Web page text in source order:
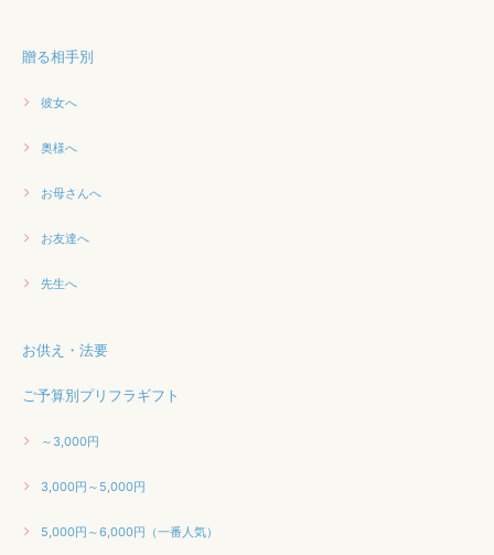
贈る相手別
彼女へ
奥様へ
お母さんへ
お友達へ
先生へ
お供え・法要
ご予算別プリフラギフト
～3,000円
3,000円～5,000円
5,000円～6,000円（一番人気）